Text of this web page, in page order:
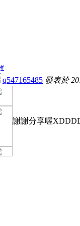
#
q547165485 發表於
謝謝分享喔